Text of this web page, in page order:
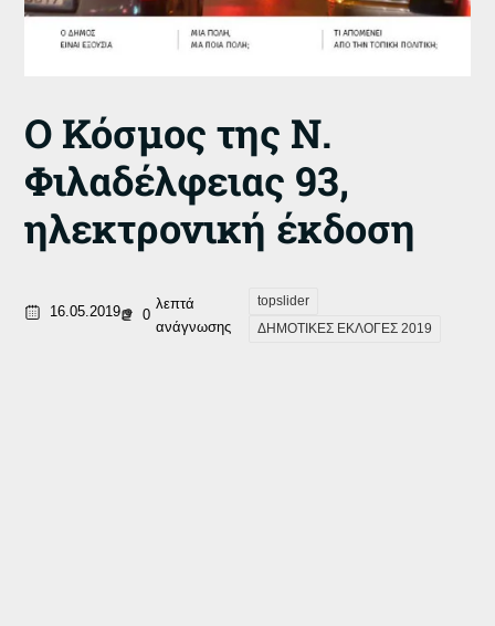
Ο Κόσμος της Ν.
Φιλαδέλφειας 93,
ηλεκτρονική έκδοση
16.05.2019 0
λεπτά
ανάγνωσης
topslider
ΔΗΜΟΤΙΚΕΣ ΕΚΛΟΓΕΣ 2019